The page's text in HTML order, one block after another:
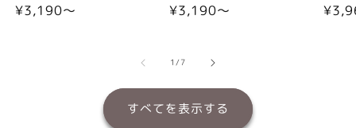
通
¥3,190〜
通
格
¥3,190〜
通
1/の
7
すべてを表示する